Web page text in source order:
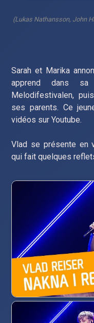
(Lukas Nathansson, John
Sarah et Marika
apprend dans
Melodifestivalen,
ses parents. Ce
vidéos sur Youtube.
Vlad se présente en
qui fait quelques